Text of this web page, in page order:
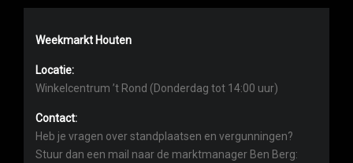
Weekmarkt Houten
Locatie:
Winkelcentrum ’t Rond (Donderdag tot 14:00 uur)
Contact:
Heb je vragen over standplaatsen en vergunningen?
Stuur dan een mail naar de marktmanager Ben Berg: